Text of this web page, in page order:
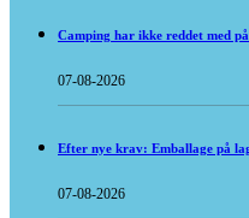
Camping har ikke reddet med
07-08-2026
Efter nye krav: Emballage på
07-08-2026